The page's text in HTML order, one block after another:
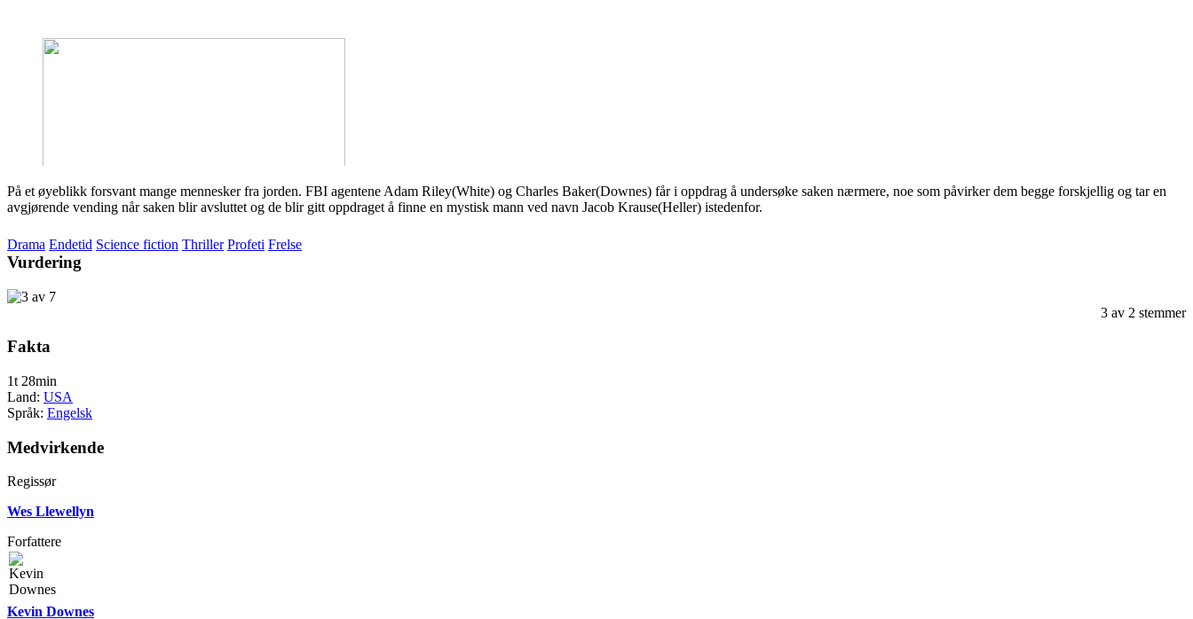
På et øyeblikk forsvant mange mennesker fra jorden. FBI agentene Adam Riley(White) og Charles Baker(Downes) får i oppdrag å undersøke saken nærmere, noe som påvirker dem begge forskjellig og tar en
avgjørende vending når saken blir avsluttet og de blir gitt oppdraget å finne en mystisk mann ved navn Jacob Krause(Heller) istedenfor.
Drama Endetid Science fiction Thriller Profeti Frelse
Vurdering
3 av 2 stemmer
Fakta
1t 28min
Land: USA
Språk: Engelsk
Medvirkende
Regissør
Wes Llewellyn
Forfattere
Kevin Downes